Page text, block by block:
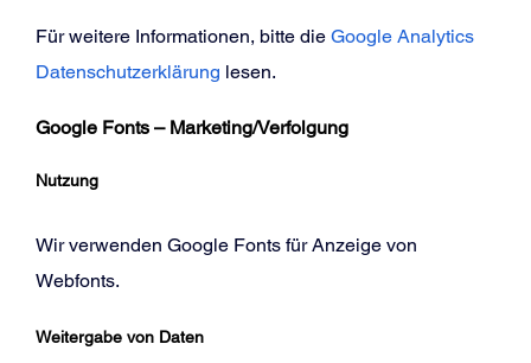
Für weitere Informationen, bitte die Google Analytics
Datenschutzerklärung lesen.
Google Fonts – Marketing/Verfolgung
Nutzung
Wir verwenden Google Fonts für Anzeige von
Webfonts.
Weitergabe von Daten